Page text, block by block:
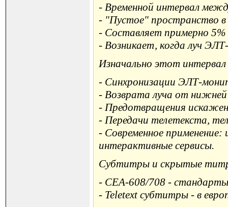
- Временной интервал
- "Пустое" пространство в
- Составляет примерно
- Возникает, когда луч
Изначально этот интервал
- Синхронизации ЭЛТ-
- Возврата луча от нижней
- Предотвращения
- Передачи телетекста,
- Современное
интерактивные сервисы.
Субтитры и скрытые
- CEA-608/708 -
- Teletext субтитры - в